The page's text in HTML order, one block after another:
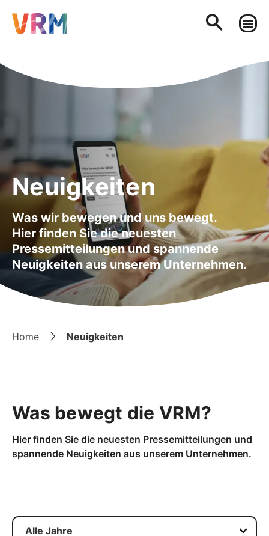
Neuigkeiten
Was wir bewegen und uns bewegt.
Hier finden Sie die neuesten
Pressemitteilungen und spannende
Neuigkeiten aus unserem Unternehmen.
Home Neuigkeiten
Was bewegt die VRM?
Hier finden Sie die neuesten Pressemitteilungen und
spannende Neuigkeiten aus unserem Unternehmen.